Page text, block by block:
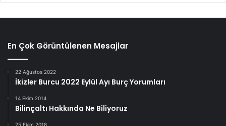
En Çok Görüntülenen Mesajlar
22 Ağustos 2022
İkizler Burcu 2022 Eylül Ayı Burç Yorumları
14 Ekim 2014
Bilinçaltı Hakkında Ne Biliyoruz
25 Ekim 2018